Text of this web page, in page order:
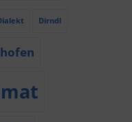
Dirndl